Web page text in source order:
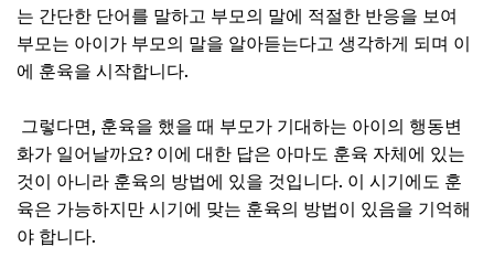
는 간단한 단어를 말하고 부모의 말에 적절한 반응을 보여
부모는 아이가 부모의 말을 알아듣는다고 생각하게 되며 이
에 훈육을 시작합니다.
그렇다면, 훈육을 했을 때 부모가 기대하는 아이의 행동변
화가 일어날까요? 이에 대한 답은 아마도 훈육 자체에 있는
것이 아니라 훈육의 방법에 있을 것입니다. 이 시기에도 훈
육은 가능하지만 시기에 맞는 훈육의 방법이 있음을 기억해
야 합니다.